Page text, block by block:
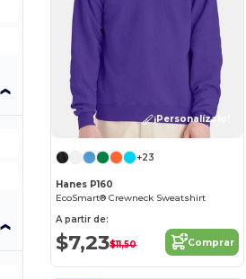
¡Personalízalo!
+23
Hanes P160
EcoSmart® Crewneck Sweatshirt
A partir de:
$7,23$11,50 Comprar